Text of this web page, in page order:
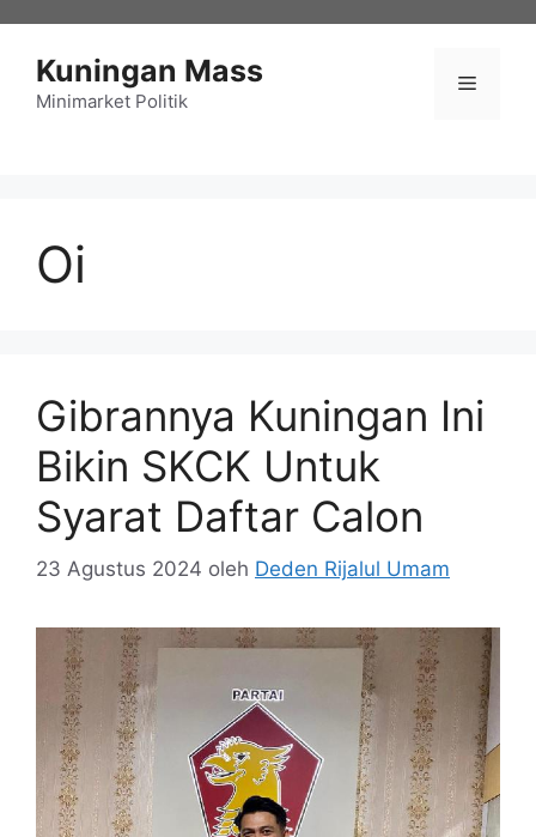
Kuningan Mass
Minimarket Politik
Menu
Oi
Gibrannya Kuningan Ini
Bikin SKCK Untuk
Syarat Daftar Calon
23 Agustus 2024 oleh Deden Rijalul Umam